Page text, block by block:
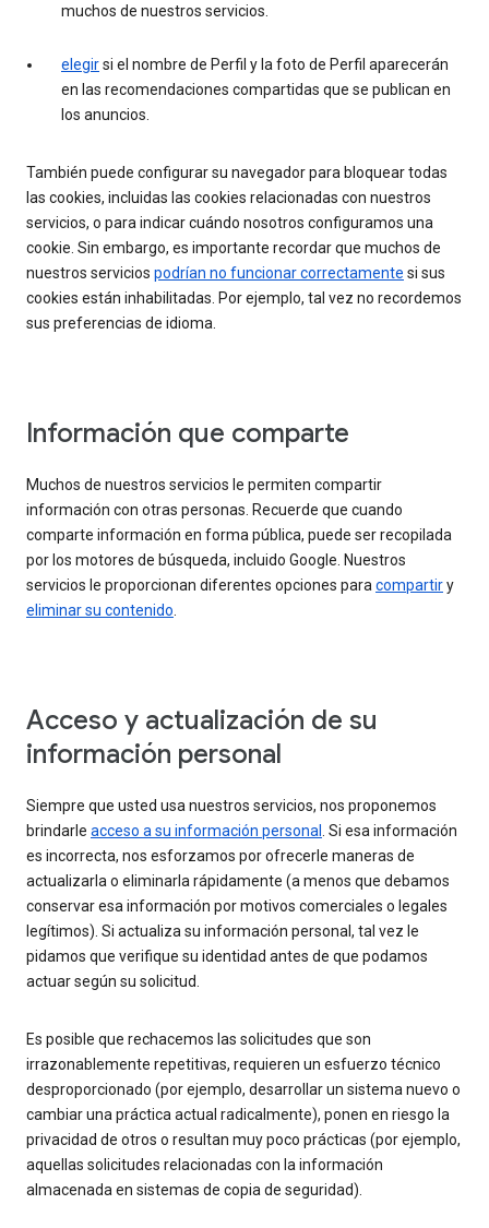
muchos de nuestros servicios.
elegirsi el nombre de Perfil y la foto de Perfil aparecerán
en las recomendaciones compartidas que se publican en
los anuncios.
También puede configurar su navegador para bloquear todas
las cookies, incluidas las cookies relacionadas con nuestros
servicios, o para indicar cuándo nosotros configuramos una
cookie. Sin embargo, es importante recordar que muchos de
nuestros servicios podrían no funcionar correctamente si sus
cookies están inhabilitadas. Por ejemplo, tal vez no recordemos
sus preferencias de idioma.
Información que comparte
Muchos de nuestros servicios le permiten compartir
información con otras personas. Recuerde que cuando
comparte información en forma pública, puede ser recopilada
por los motores de búsqueda, incluido Google. Nuestros
servicios le proporcionan diferentes opciones paracompartiry
eliminar su contenido.
Acceso y actualización de su
información personal
Siempre que usted usa nuestros servicios, nos proponemos
brindarle acceso a su información personal. Si esa información
es incorrecta, nos esforzamos por ofrecerle maneras de
actualizarla o eliminarla rápidamente (a menos que debamos
conservar esa información por motivos comerciales o legales
legítimos). Si actualiza su información personal, tal vez le
pidamos que verifique su identidad antes de que podamos
actuar según su solicitud.
Es posible que rechacemos las solicitudes que son
irrazonablemente repetitivas, requieren un esfuerzo técnico
desproporcionado (por ejemplo, desarrollar un sistema nuevo o
cambiar una práctica actual radicalmente), ponen en riesgo la
privacidad de otros o resultan muy poco prácticas (por ejemplo,
aquellas solicitudes relacionadas con la información
almacenada en sistemas de copia de seguridad).